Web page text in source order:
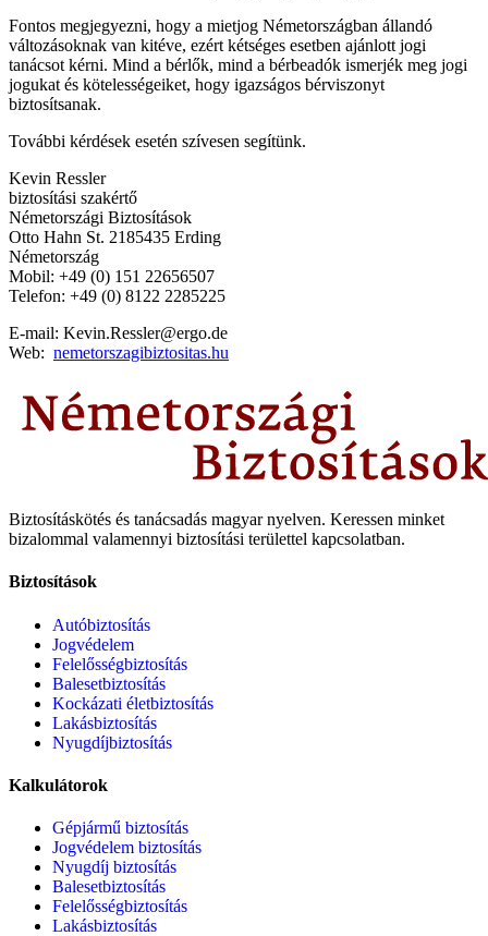
Fontos megjegyezni, hogy a mietjog Németországban állandó
változásoknak van kitéve, ezért kétséges esetben ajánlott jogi
tanácsot kérni. Mind a bérlők, mind a bérbeadók ismerjék meg jogi
jogukat és kötelességeiket, hogy igazságos bérviszonyt
biztosítsanak.
További kérdések esetén szívesen segítünk.
Kevin Ressler
biztosítási szakértő
Németországi Biztosítások
Otto Hahn St. 2185435 Erding
Németország
Mobil: +49 (0) 151 22656507
Telefon: +49 (0) 8122 2285225
E-mail: Kevin.Ressler@ergo.de
Web: nemetorszagibiztositas.hu
Biztosításkötés és tanácsadás magyar nyelven. Keressen minket
bizalommal valamennyi biztosítási területtel kapcsolatban.
Biztosítások
Autóbiztosítás
Jogvédelem
Felelősségbiztosítás
Balesetbiztosítás
Kockázati életbiztosítás
Lakásbiztosítás
Nyugdíjbiztosítás
Kalkulátorok
Gépjármű biztosítás
Jogvédelem biztosítás
Nyugdíj biztosítás
Balesetbiztosítás
Felelősségbiztosítás
Lakásbiztosítás